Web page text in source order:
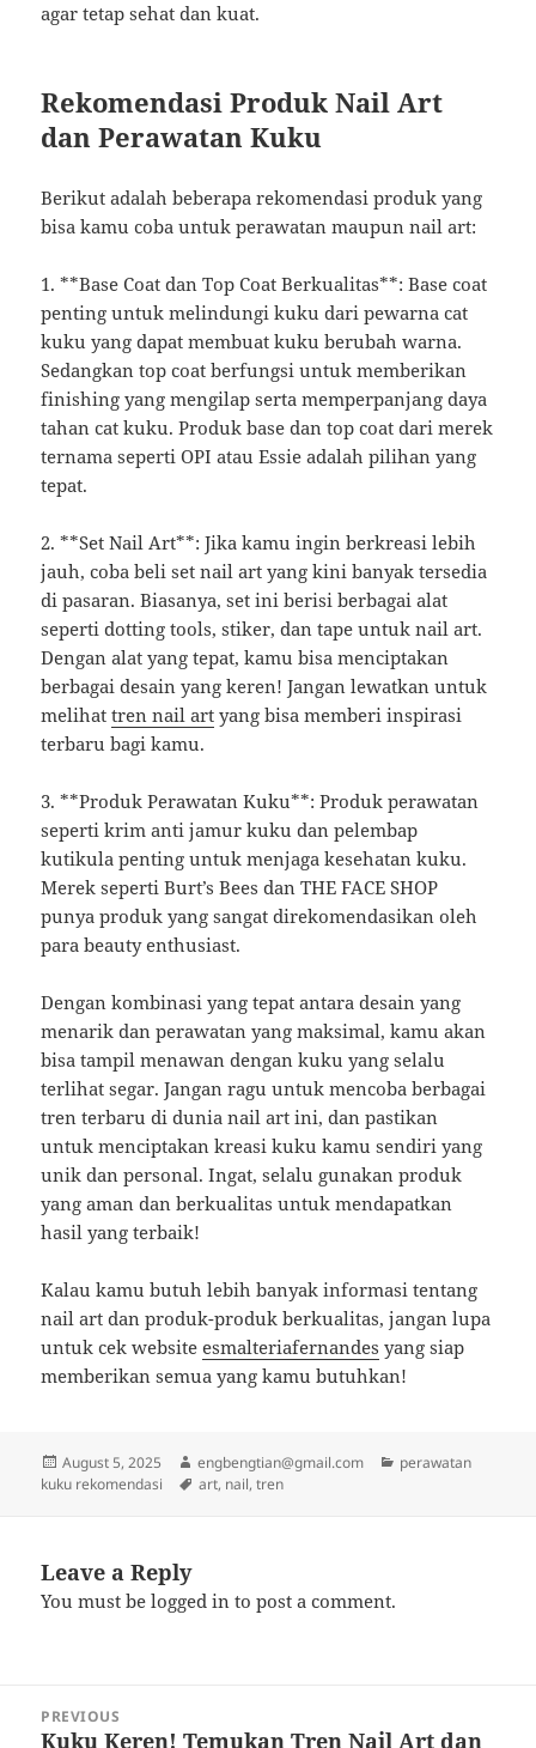
agar tetap sehat dan kuat.
Rekomendasi Produk Nail Art
dan Perawatan Kuku
Berikut adalah beberapa rekomendasi produk yang
bisa kamu coba untuk perawatan maupun nail art:
1. **Base Coat dan Top Coat Berkualitas**: Base coat
penting untuk melindungi kuku dari pewarna cat
kuku yang dapat membuat kuku berubah warna.
Sedangkan top coat berfungsi untuk memberikan
finishing yang mengilap serta memperpanjang daya
tahan cat kuku. Produk base dan top coat dari merek
ternama seperti OPI atau Essie adalah pilihan yang
tepat.
2. **Set Nail Art**: Jika kamu ingin berkreasi lebih
jauh, coba beli set nail art yang kini banyak tersedia
di pasaran. Biasanya, set ini berisi berbagai alat
seperti dotting tools, stiker, dan tape untuk nail art.
Dengan alat yang tepat, kamu bisa menciptakan
berbagai desain yang keren! Jangan lewatkan untuk
melihattren nail art yang bisa memberi inspirasi
terbaru bagi kamu.
3. **Produk Perawatan Kuku**: Produk perawatan
seperti krim anti jamur kuku dan pelembap
kutikula penting untuk menjaga kesehatan kuku.
Merek seperti Burt’s Bees dan THE FACE SHOP
punya produk yang sangat direkomendasikan oleh
para beauty enthusiast.
Dengan kombinasi yang tepat antara desain yang
menarik dan perawatan yang maksimal, kamu akan
bisa tampil menawan dengan kuku yang selalu
terlihat segar. Jangan ragu untuk mencoba berbagai
tren terbaru di dunia nail art ini, dan pastikan
untuk menciptakan kreasi kuku kamu sendiri yang
unik dan personal. Ingat, selalu gunakan produk
yang aman dan berkualitas untuk mendapatkan
hasil yang terbaik!
Kalau kamu butuh lebih banyak informasi tentang
nail art dan produk-produk berkualitas, jangan lupa
untuk cek websiteesmalteriafernandes yang siap
memberikan semua yang kamu butuhkan!
Posted
on
August 5, 2025 Author
engbengtian@gmail.com Categories
perawatan
kuku rekomendasi
Tags
art, nail,tren
Leave a Reply
You must belogged in to post a comment.
navigation
PREVIOUS
Previous
Kuku Keren! Temukan Tren Nail Art dan